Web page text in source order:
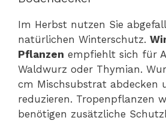
Im Herbst nutzen Sie
natürlichen Winterschutz.
Pflanzen empfiehlt sich für
Waldwurz oder Thymian.
cm Mischsubstrat abdecken
reduzieren. Tropenpflanzen
benötigen zusätzliche